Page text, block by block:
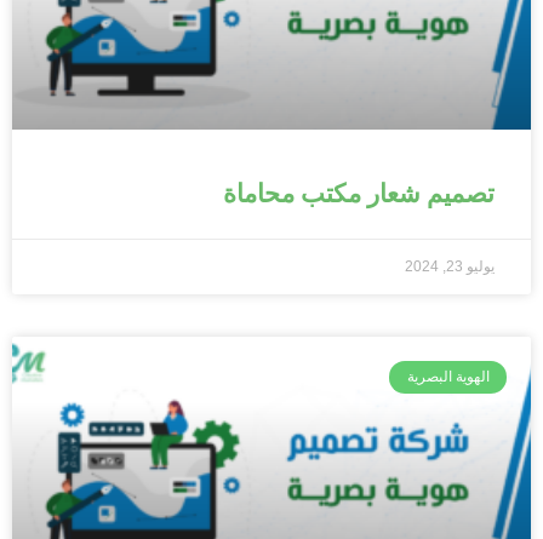
تصميم شعار مكتب محاماة
يوليو 23, 2024
الهوية البصرية